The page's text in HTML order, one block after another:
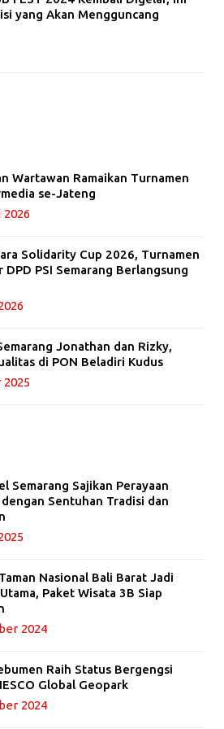
yang Akan Mengguncang
Wartawan Ramaikan Turnamen
se-Jateng
2026
Solidarity Cup 2026, Turnamen
DPD PSI Semarang Berlangsung
Jonathan dan Rizky,
di PON Beladiri Kudus
Semarang Sajikan Perayaan
Sentuhan Tradisi dan
Nasional Bali Barat Jadi
Paket Wisata 3B Siap
2024
Raih Status Bergengsi
Global Geopark
2024